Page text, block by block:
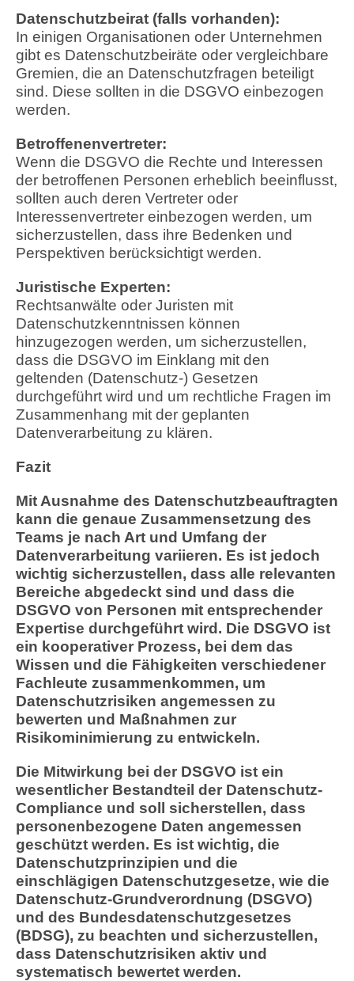
Datenschutzbeirat (falls vorhanden):
In einigen Organisationen oder Unternehmen
gibt es Datenschutzbeiräte oder vergleichbare
Gremien, die an Datenschutzfragen beteiligt
sind. Diese sollten in die DSGVO einbezogen
werden.
Betroffenenvertreter:
Wenn die DSGVO die Rechte und Interessen
der betroffenen Personen erheblich beeinflusst,
sollten auch deren Vertreter oder
Interessenvertreter einbezogen werden, um
sicherzustellen, dass ihre Bedenken und
Perspektiven berücksichtigt werden.
Juristische Experten:
Rechtsanwälte oder Juristen mit
Datenschutzkenntnissen können
hinzugezogen werden, um sicherzustellen,
dass die DSGVO im Einklang mit den
geltenden (Datenschutz-) Gesetzen
durchgeführt wird und um rechtliche Fragen im
Zusammenhang mit der geplanten
Datenverarbeitung zu klären.
Fazit
Mit Ausnahme des Datenschutzbeauftragten
kann die genaue Zusammensetzung des
Teams je nach Art und Umfang der
Datenverarbeitung variieren. Es ist jedoch
wichtig sicherzustellen, dass alle relevanten
Bereiche abgedeckt sind und dass die
DSGVO von Personen mit entsprechender
Expertise durchgeführt wird. Die DSGVO ist
ein kooperativer Prozess, bei dem das
Wissen und die Fähigkeiten verschiedener
Fachleute zusammenkommen, um
Datenschutzrisiken angemessen zu
bewerten und Maßnahmen zur
Risikominimierung zu entwickeln.
Die Mitwirkung bei der DSGVO ist ein
wesentlicher Bestandteil der Datenschutz-
Compliance und soll sicherstellen, dass
personenbezogene Daten angemessen
geschützt werden. Es ist wichtig, die
Datenschutzprinzipien und die
einschlägigen Datenschutzgesetze, wie die
Datenschutz-Grundverordnung (DSGVO)
und des Bundesdatenschutzgesetzes
(BDSG), zu beachten und sicherzustellen,
dass Datenschutzrisiken aktiv und
systematisch bewertet werden.